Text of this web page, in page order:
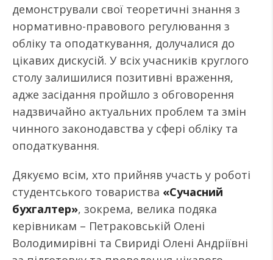
демонстрували свої теоретичні знання з
нормативно-правового регулювання з
обліку та оподаткування, долучалися до
цікавих дискусій. У всіх учасників круглого
столу залишилися позитивні враження,
адже засідання пройшло з обговорення
надзвичайно актуальних проблем та змін
чинного законодавства у сфері обліку та
оподаткування.
Дякуємо всім, хто прийняв участь у роботі
студентського товариства «Сучасний
бухгалтер», зокрема, велика подяка
керівникам – Петраковській Олені
Володимирівні та Свириді Олені Андріївні